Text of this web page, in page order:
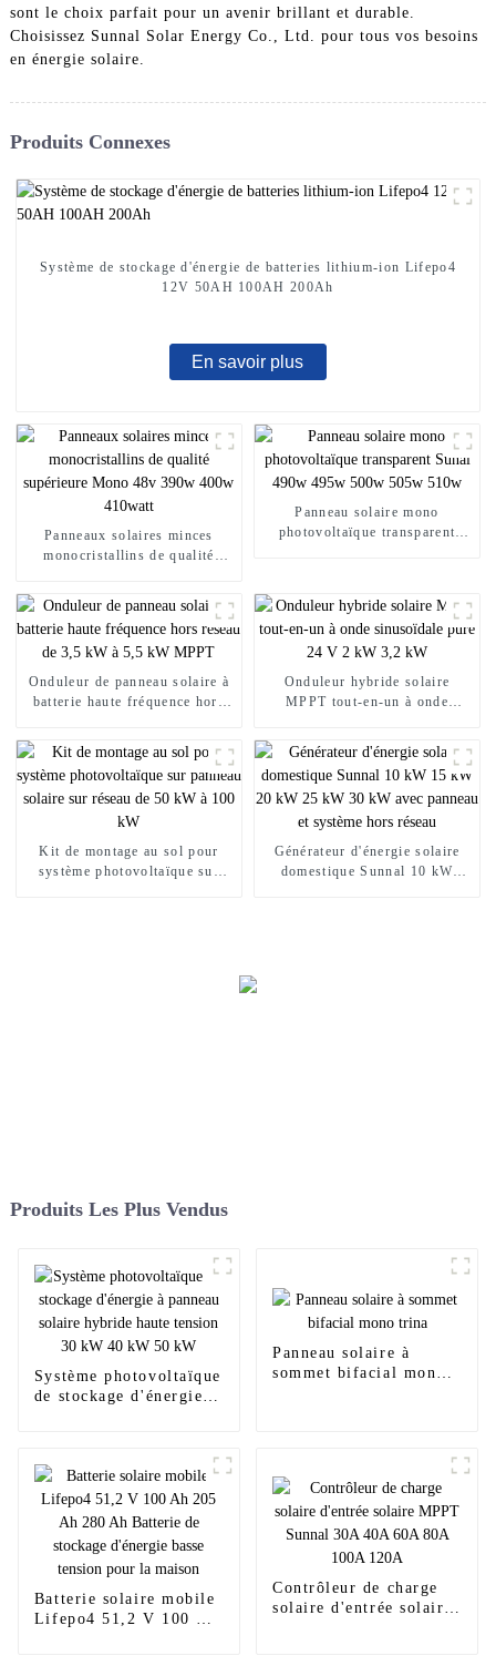
sont le choix parfait pour un avenir brillant et durable.
Choisissez Sunnal Solar Energy Co., Ltd. pour tous vos besoins
en énergie solaire.
Produits Connexes
Système de stockage d'énergie de batteries lithium-ion Lifepo4
12V 50AH 100AH ​​200Ah
En savoir plus
Panneaux solaires minces
monocristallins de qualité
Panneau solaire mono
photovoltaïque transparent
Onduleur de panneau solaire à
batterie haute fréquence hors
Onduleur hybride solaire
MPPT tout-en-un à onde
Kit de montage au sol pour
système photovoltaïque sur
Générateur d'énergie solaire
domestique Sunnal 10 kW
Produits Les Plus Vendus
Système photovoltaïque
de stockage d'énergie à
Panneau solaire à
sommet bifacial mono
Batterie solaire mobile
Lifepo4 51,2 V 100 Ah
Contrôleur de charge
solaire d'entrée solaire